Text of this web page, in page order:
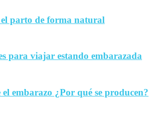
parto de forma natural
para viajar estando embarazada
embarazo ¿Por qué se producen?